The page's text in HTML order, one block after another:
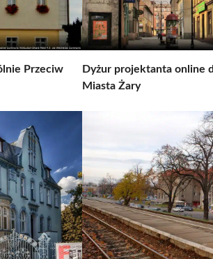
Przeciw
Dyżur projektanta online
Miasta Żary